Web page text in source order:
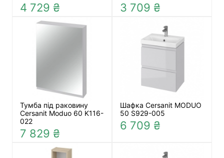
4 729 ₴ 3 709 ₴
Тумба під раковину
Cersanit Moduo 60 K116-
022
7 829 ₴
Шафка Cersanit MODUO
50 S929-005
6 709 ₴